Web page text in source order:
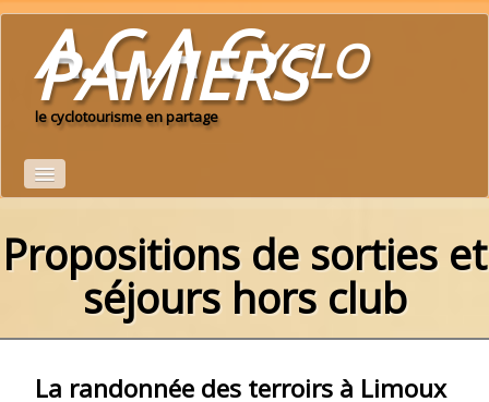
A.C.A Cyclo
PAMIERS
le cyclotourisme en partage
Le Club
calendrier du club 2026
Idées de parcours
Propositions de sorties et
séjours hors club
La randonnée des terroirs à Limoux